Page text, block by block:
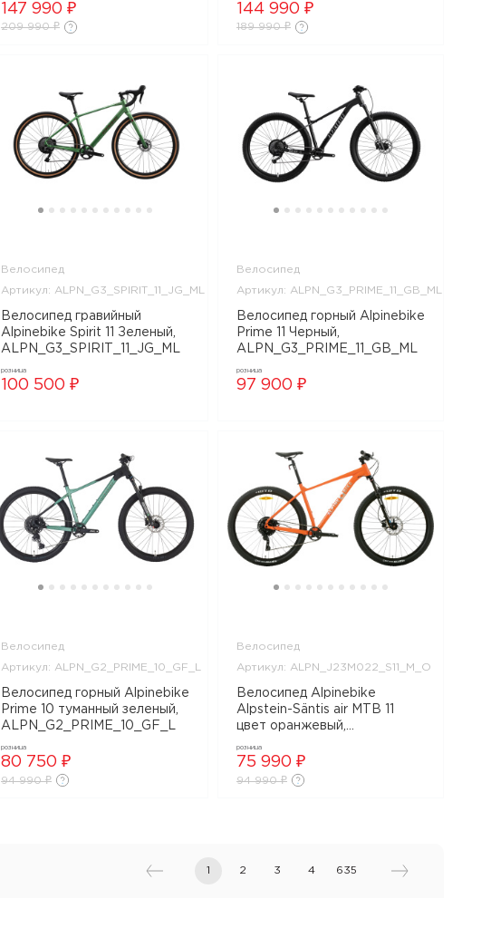
147 990 ₽
209 990 ₽
144 990 ₽
189 990 ₽
Велосипед
Артикул: ALPN_G3_SPIRIT_11_JG_ML
Велосипед гравийный
Alpinebike Spirit 11 Зеленый,
ALPN_G3_SPIRIT_11_JG_ML
розница
100 500 ₽
Велосипед
Артикул: ALPN_G3_PRIME_11_GB_ML
Велосипед горный Alpinebike
Prime 11 Черный,
ALPN_G3_PRIME_11_GB_ML
розница
97 900 ₽
Велосипед
Артикул: ALPN_G2_PRIME_10_GF_L
Велосипед горный Alpinebike
Prime 10 туманный зеленый,
ALPN_G2_PRIME_10_GF_L
розница
80 750 ₽
94 990 ₽
Велосипед
Артикул: ALPN_J23M022_S11_M_O
Велосипед Alpinebike
Alpstein-Säntis air MTB 11
цвет оранжевый,
розница
75 990 ₽
94 990 ₽
1 2 3 4 635